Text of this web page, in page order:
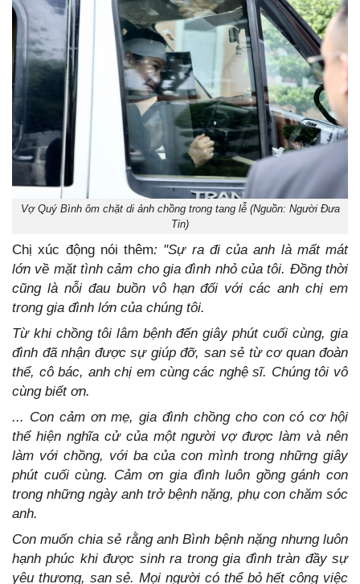
Vợ Quý Bình ôm chặt di ảnh chồng trong tang lễ (Nguồn: Người Đưa
Tin)
Chị xúc động nói thêm: "Sự ra đi của anh là mất mát
lớn về mặt tình cảm cho gia đình nhỏ của tôi. Đồng thời
cũng là nỗi đau buồn vô hạn đối với các anh chị em
trong gia đình lớn của chúng tôi.
Từ khi chồng tôi lâm bệnh đến giây phút cuối cùng, gia
đình đã nhận được sự giúp đỡ, san sẻ từ cơ quan đoàn
thể, cô bác, anh chị em cùng các nghệ sĩ. Chúng tôi vô
cùng biết ơn.
... Con cảm ơn mẹ, gia đình chồng cho con có cơ hội
thể hiện nghĩa cử của một người vợ được làm và nên
làm với chồng, với ba của con mình trong những giây
phút cuối cùng. Cảm ơn gia đình luôn gồng gánh con
trong những ngày anh trở bệnh nặng, phụ con chăm sóc
anh.
Con muốn chia sẻ rằng anh Bình bệnh nặng nhưng luôn
hạnh phúc khi được sinh ra trong gia đình tràn đầy sự
yêu thương, san sẻ. Mọi người có thể bỏ hết công việc